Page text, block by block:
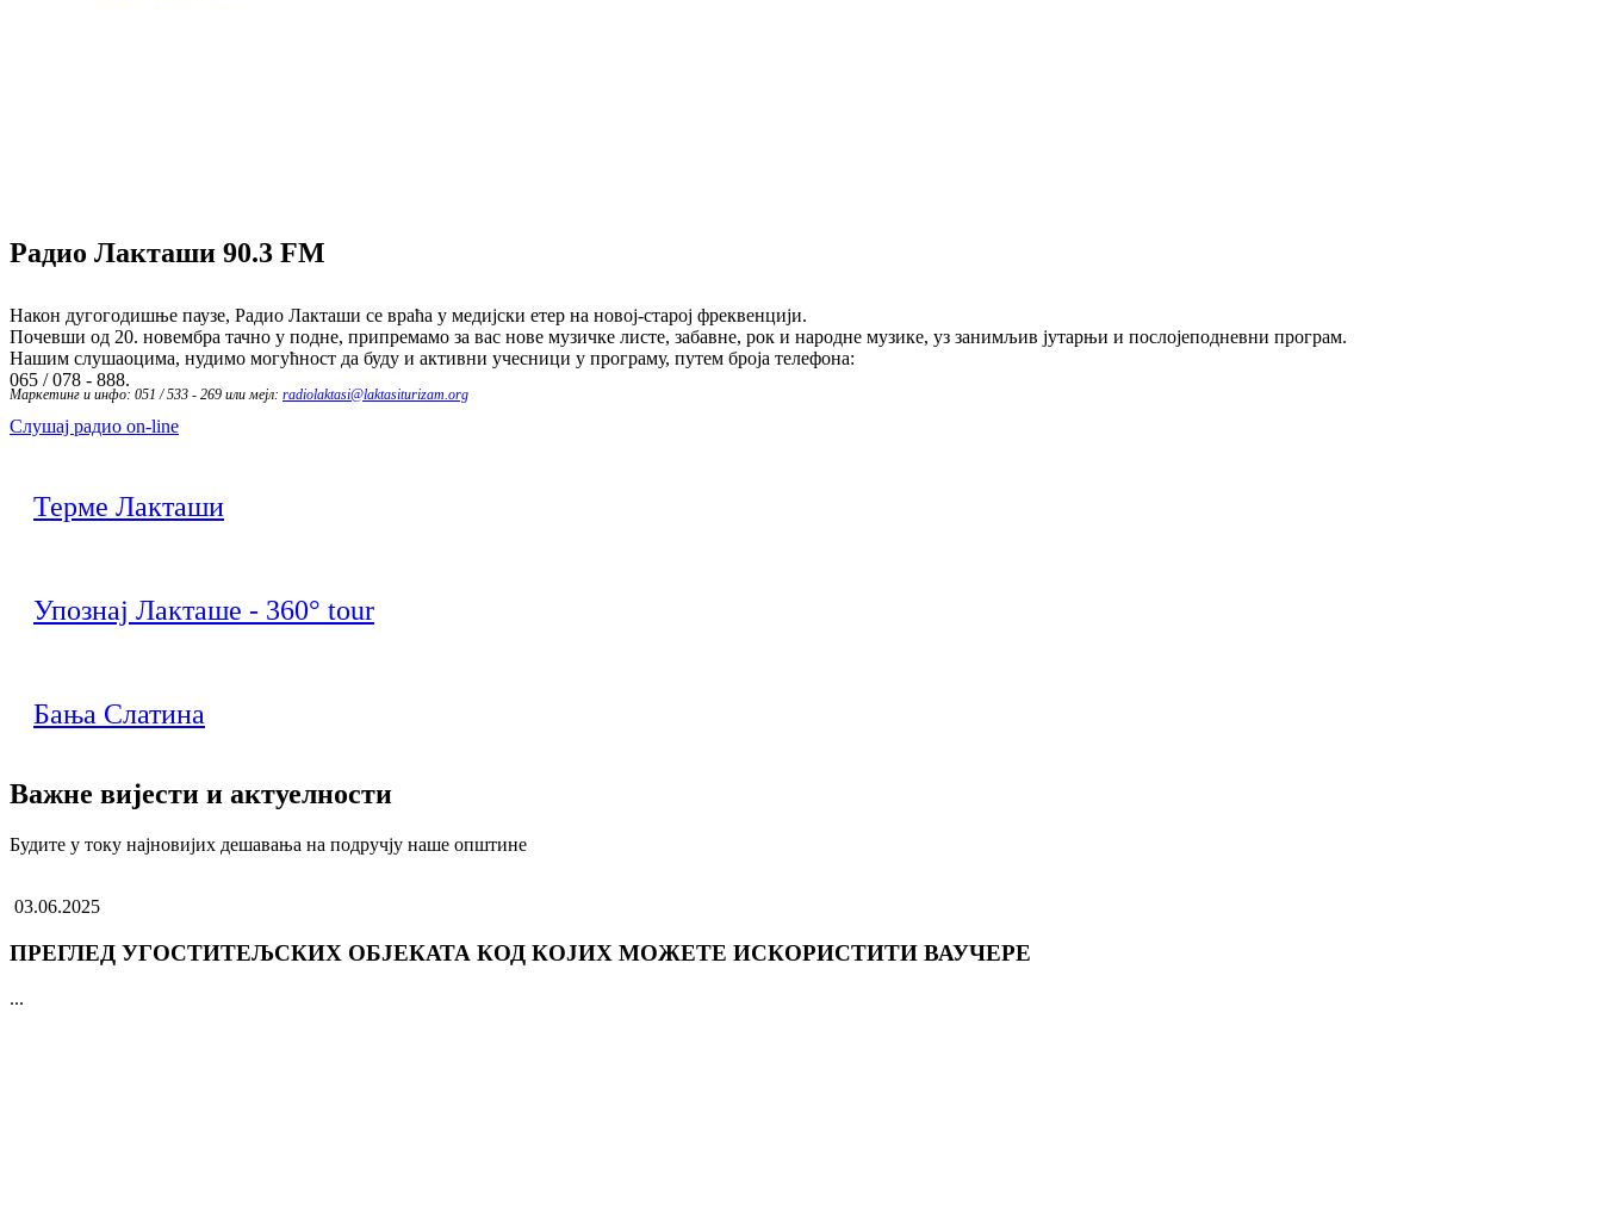
Радио Лакташи 90.3 FM
Након дугогодишње паузе, Радио Лакташи се враћа у медијски етер на новој-старој фреквенцији.
Почевши од 20. новембра тачно у подне, припремамо за вас нове музичке листе, забавне, рок и народне музике, уз занимљив јутарњи и послојеподневни програм.
Нашим слушаоцима, нудимо могућност да буду и активни учесници у програму, путем броја телефона:
065 / 078 - 888.
Маркетинг и инфо: 051 / 533 - 269 или мејл: radiolaktasi@laktasiturizam.org
Слушај радио on-line
Терме Лакташи
Упознај Лакташе - 360° tour
Бања Слатина
Важне вијести и актуелности
Будите у току најновијих дешавања на подручју наше општине
03.06.2025
ПРЕГЛЕД УГОСТИТЕЉСКИХ ОБЈЕКАТА КОД КОЈИХ МОЖЕТЕ ИСКОРИСТИТИ ВАУЧЕРЕ
...